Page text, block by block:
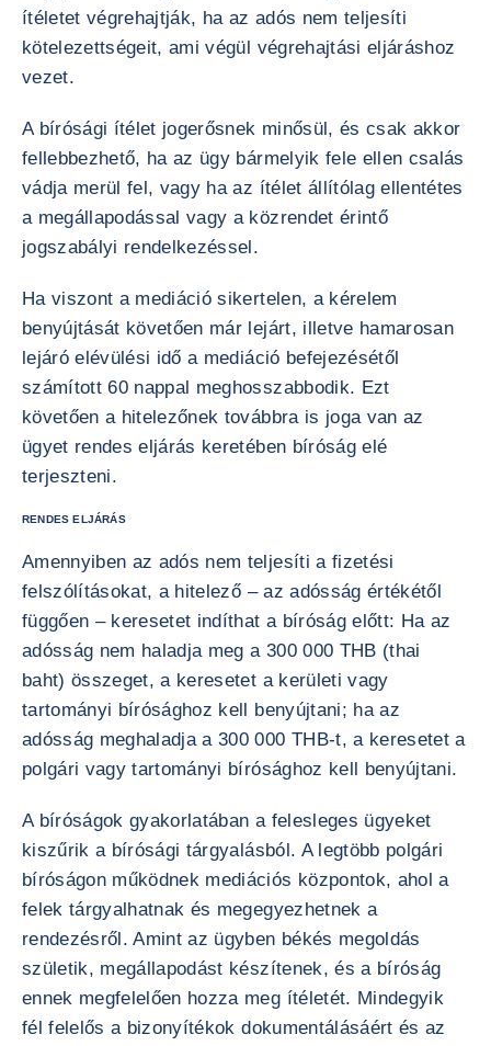
ítéletet végrehajtják, ha az adós nem teljesíti
kötelezettségeit, ami végül végrehajtási eljáráshoz
vezet.
A bírósági ítélet jogerősnek minősül, és csak akkor
fellebbezhető, ha az ügy bármelyik fele ellen csalás
vádja merül fel, vagy ha az ítélet állítólag ellentétes
a megállapodással vagy a közrendet érintő
jogszabályi rendelkezéssel.
Ha viszont a mediáció sikertelen, a kérelem
benyújtását követően már lejárt, illetve hamarosan
lejáró elévülési idő a mediáció befejezésétől
számított 60 nappal meghosszabbodik. Ezt
követően a hitelezőnek továbbra is joga van az
ügyet rendes eljárás keretében bíróság elé
terjeszteni.
RENDES ELJÁRÁS
Amennyiben az adós nem teljesíti a fizetési
felszólításokat, a hitelező – az adósság értékétől
függően – keresetet indíthat a bíróság előtt: Ha az
adósság nem haladja meg a 300 000 THB (thai
baht) összeget, a keresetet a kerületi vagy
tartományi bírósághoz kell benyújtani; ha az
adósság meghaladja a 300 000 THB-t, a keresetet a
polgári vagy tartományi bírósághoz kell benyújtani.
A bíróságok gyakorlatában a felesleges ügyeket
kiszűrik a bírósági tárgyalásból. A legtöbb polgári
bíróságon működnek mediációs központok, ahol a
felek tárgyalhatnak és megegyezhetnek a
rendezésről. Amint az ügyben békés megoldás
születik, megállapodást készítenek, és a bíróság
ennek megfelelően hozza meg ítéletét. Mindegyik
fél felelős a bizonyítékok dokumentálásáért és az